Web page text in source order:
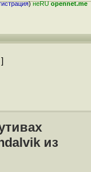
)неRUopennet.me
из